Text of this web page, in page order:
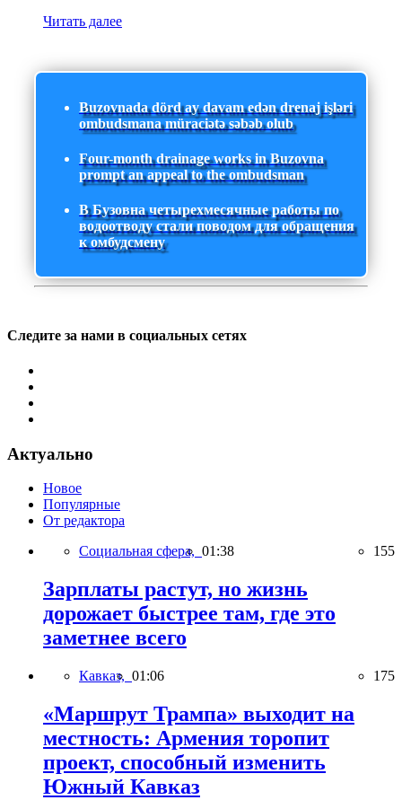
Читать далее
Buzovnada dörd ay davam edən drenaj işləri
ombudsmana müraciətə səbəb olub
Four-month drainage works in Buzovna
prompt an appeal to the ombudsman
В Бузовна четырехмесячные работы по
водоотводу стали поводом для обращения
к омбудсмену
Следите за нами в социальных сетях
Актуально
Новое
Популярные
От редактора
Социальная сфера, 01:38 155
Зарплаты растут, но жизнь
дорожает быстрее там, где это
заметнее всего
Кавказ, 01:06 175
«Маршрут Трампа» выходит на
местность: Армения торопит
проект, способный изменить
Южный Кавказ